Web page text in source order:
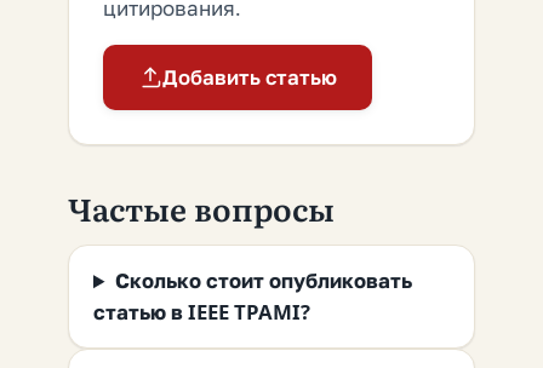
цитирования.
Добавить статью
Частые вопросы
Сколько стоит опубликовать
статью в IEEE TPAMI?